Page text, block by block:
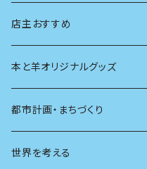
生物
創元社 シリーズ「あいだで考え
店主おすすめ
本と羊オリジナルグッズ
都市計画・まちづくり
都市
世界を考える